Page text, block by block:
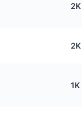
2K
2K
1K